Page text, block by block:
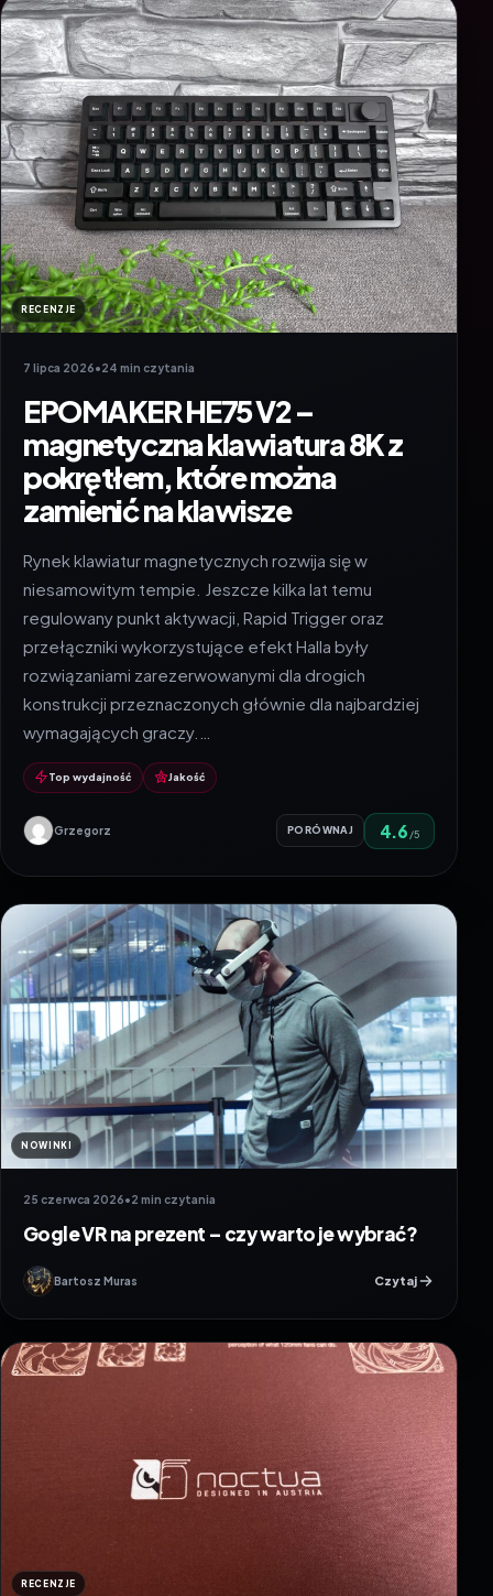
RECENZJE
7 lipca 2026•24 min czytania
EPOMAKER HE75 V2 –
magnetyczna klawiatura 8K z
pokrętłem, które można
zamienić na klawisze
Rynek klawiatur magnetycznych rozwija się w
niesamowitym tempie. Jeszcze kilka lat temu
regulowany punkt aktywacji, Rapid Trigger oraz
przełączniki wykorzystujące efekt Halla były
rozwiązaniami zarezerwowanymi dla drogich
konstrukcji przeznaczonych głównie dla najbardziej
wymagających graczy.…
Top wydajność Jakość
Grzegorz PORÓWNAJ 4.6 /5
NOWINKI
25 czerwca 2026•2 min czytania
Gogle VR na prezent – czy warto je wybrać?
Bartosz Muras Czytaj
RECENZJE